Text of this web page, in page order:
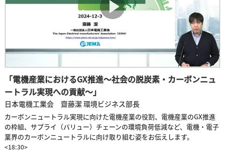
「電機産業におけるGX推進～社会の脱炭素・カーボンニュ
ートラル実現への貢献～」
日本電機工業会 齋藤潔 環境ビジネス部長
カーボンニュートラル実現に向けた電機産業の役割、電機産業のGX推進
の枠組、サプライ（バリュー）チェーンの環境負荷低減など、電機・電子
業界のカーボンニュートラルに向け取り組む姿をお伝えします。
<18:30>